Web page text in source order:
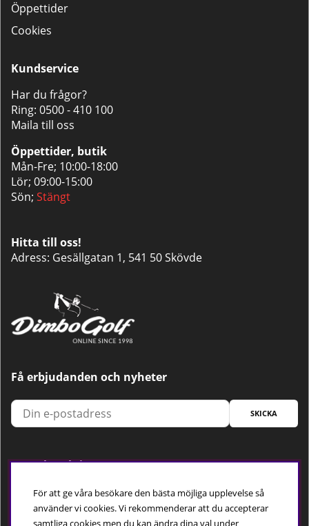
Öppettider
Cookies
Kundservice
Har du frågor?
Ring: 0500 - 410 100
Maila till oss
Öppettider, butik
Mån-Fre; 10:00-18:00
Lör; 09:00-15:00
Sön; Stängt
Hitta till oss!
Adress: Gesällgatan 1, 541 50 Skövde
Få erbjudanden och nyheter
SKICKA
Trygg betalning
För att ge våra besökare den bästa möjliga upplevelse så
använder vi cookies. Vi rekommenderar att du accepterar
samtliga cookies men du kan ändra dina val under